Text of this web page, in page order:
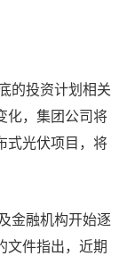
的投资计划相关
化，集团公司将
式光伏项目，将
金融机构开始逐
文件指出，近期